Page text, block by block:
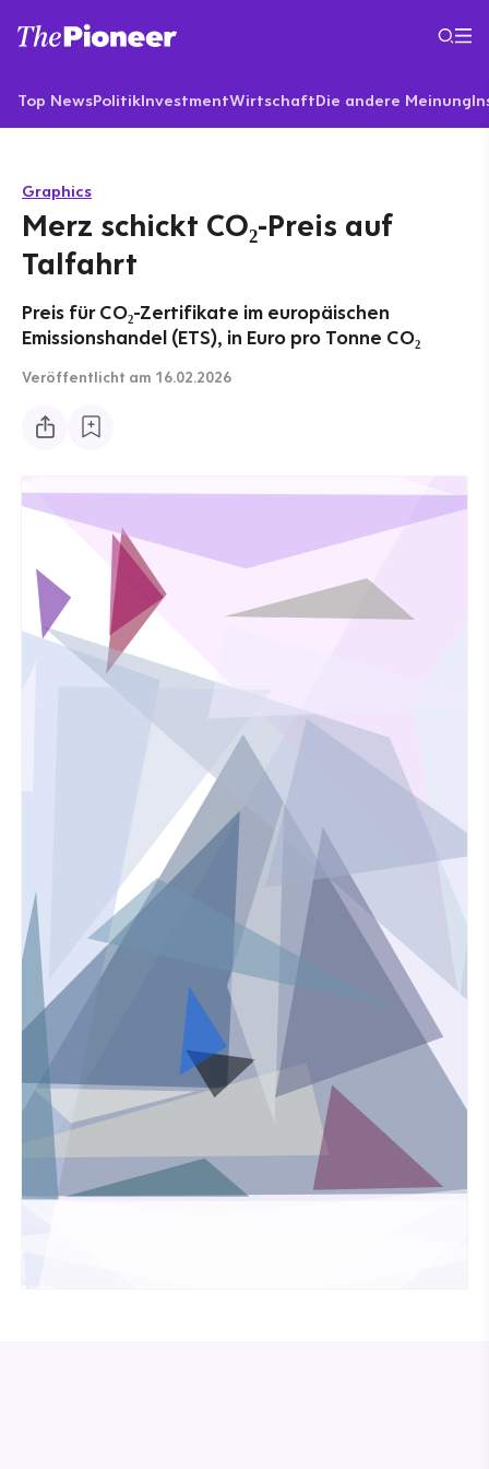
Top NewsPolitikInvestmentWirtschaftDie andere Meinung
Graphics
Merz schickt CO₂-Preis auf
Talfahrt
Preis für CO₂-Zertifikate im europäischen
Emissionshandel (ETS), in Euro pro Tonne CO₂
Veröffentlicht am 16.02.2026